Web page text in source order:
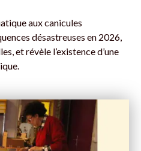
aux canicules
désastreuses en 2026,
et révèle l’existence d’une